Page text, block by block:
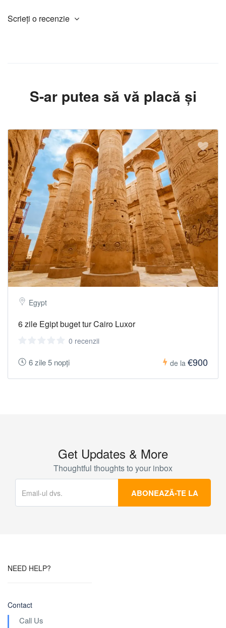
Scrieți o recenzie
S-ar putea să vă placă și
Egypt
6 zile Egipt buget tur Cairo Luxor
0 recenzii
6 zile 5 nopți de la €900
Get Updates & More
Thoughtful thoughts to your inbox
NEED HELP?
Contact
Call Us